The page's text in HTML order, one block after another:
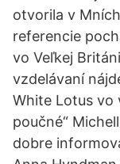
otvorila v
referencie
vo Veľkej
vzdelávaní
White Lotus vo
poučné“
dobre